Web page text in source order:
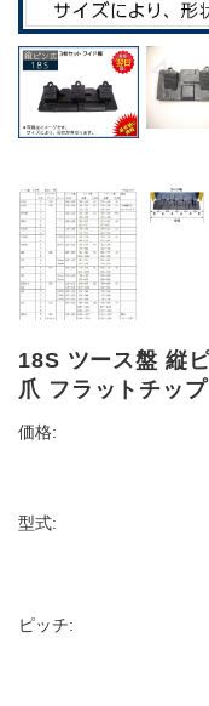
18S ツース盤 縦
爪 フラットチッ
価格:
型式:
ピッチ: